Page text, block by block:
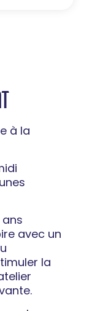
à la
ans
avec un
la